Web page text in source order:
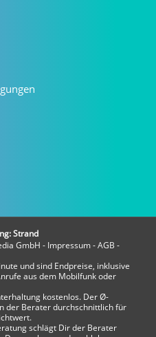
Strand
GmbH - Impressum-AGB -
und sind Endpreise, inklusive
aus dem Mobilfunk oder
kostenlos. Der Ø-
der Berater durchschnittlich für
schlägt Dir der Berater